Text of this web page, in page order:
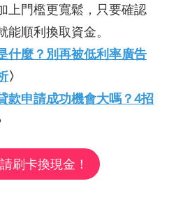
上門檻更寬鬆，只要確認
順利換取資金。
什麼？別再被低利率廣告
〉
款申請成功機會大嗎？4招
刷卡換現金！